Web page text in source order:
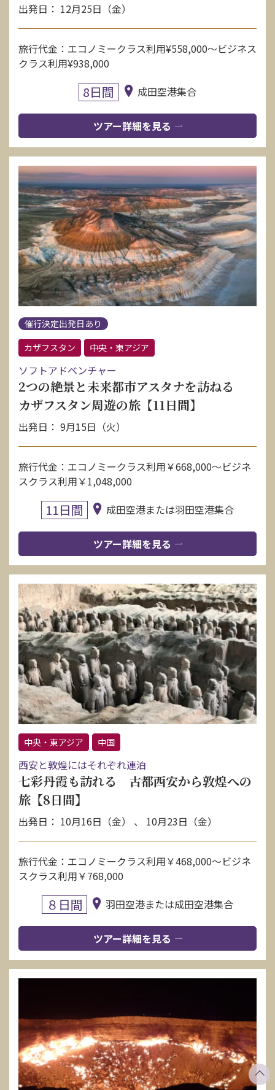
出発日： 12月25日（金）
旅行代金：エコノミークラス利用¥558,000〜ビジネス
クラス利用¥938,000
8日間 成田空港集合
ツアー詳細を見る
催行決定出発日あり
カザフスタン
中央・東アジア
ソフトアドベンチャー
2つの絶景と未来都市アスタナを訪ねる
カザフスタン周遊の旅【11日間】
出発日： 9月15日（火）
旅行代金：エコノミークラス利用￥668,000〜ビジネ
スクラス利用￥1,048,000
11日間 成田空港または羽田空港集合
ツアー詳細を見る
中央・東アジア 中国
西安と敦煌にはそれぞれ連泊
七彩丹霞も訪れる 古都西安から敦煌への
旅【8日間】
出発日： 10月16日（金） 、 10月23日（金）
旅行代金：エコノミークラス利用￥468,000～ビジネ
スクラス利用￥768,000
８日間 羽田空港または成田空港集合
ツアー詳細を見る